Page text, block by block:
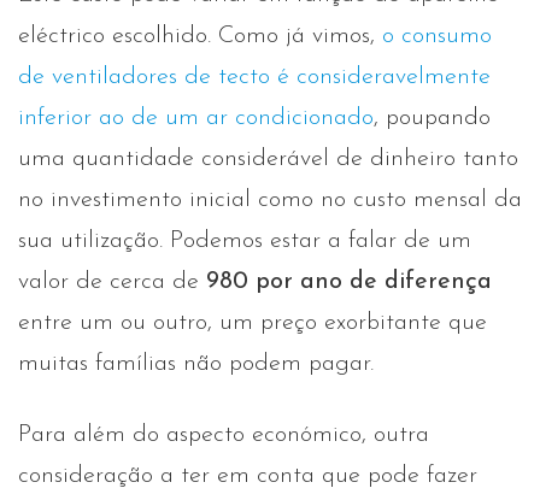
eléctrico escolhido. Como já vimos, o consumo
de ventiladores de tecto é consideravelmente
inferior ao de um ar condicionado, poupando
uma quantidade considerável de dinheiro tanto
no investimento inicial como no custo mensal da
sua utilização. Podemos estar a falar de um
valor de cerca de 980 por ano de diferença
entre um ou outro, um preço exorbitante que
muitas famílias não podem pagar.
Para além do aspecto económico, outra
consideração a ter em conta que pode fazer